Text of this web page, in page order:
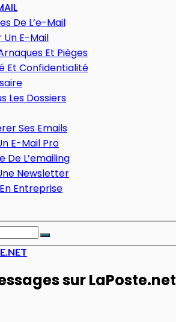
De L’e-Mail
Un E-Mail
Et Pièges
Et Confidentialité
Les Dossiers
Ses Emails
E-Mail Pro
De L’emailing
Newsletter
Entreprise
sur LaPoste.net